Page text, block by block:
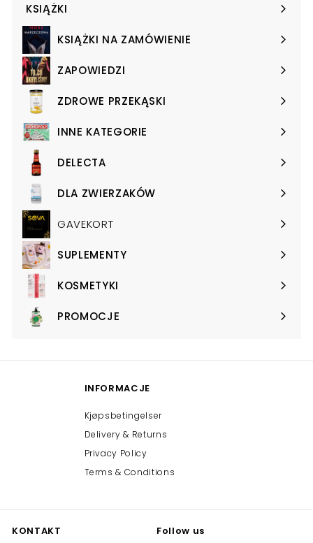
KSIĄŻKI
Expand
submenuKSIĄŻKI NA ZAMÓWIENIE
Expand
submenuZAPOWIEDZI
Expand
submenuZDROWE PRZEKĄSKI
Expand
submenuINNE KATEGORIE
Expand
submenuDELECTA
Expand
submenuDLA ZWIERZAKÓW
Expand
submenuGAVEKORT
SUPLEMENTY
Expand
submenuKOSMETYKI
Expand
submenuPROMOCJE
Expand
INFORMACJE
Kjøpsbetingelser
Delivery & Returns
Privacy Policy
Terms & Conditions
KONTAKT Follow us